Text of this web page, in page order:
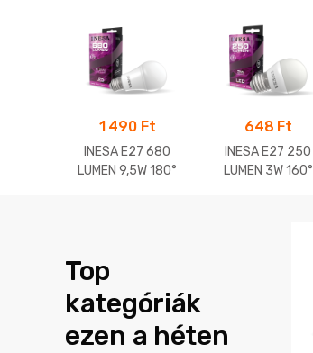
1 490 Ft
INESA E27 680
LUMEN 9,5W 180°
648 Ft
INESA E27 250
LUMEN 3W 160°
Top
kategóriák
ezen a héten